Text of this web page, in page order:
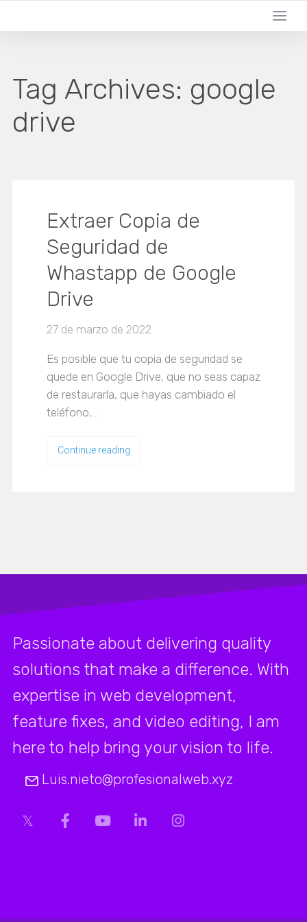
Tag Archives: google
drive
Extraer Copia de
Seguridad de
Whastapp de Google
Drive
27 de marzo de 2022
Es posible que tu copia de seguridad se
quede en Google Drive, que no seas capaz
de restaurarla, que hayas cambiado el
teléfono,…
Continue reading
Passionate about delivering quality
solutions that make a difference. With
expertise in web development,
feature fixes, and video editing, I am
here to help bring your vision to life.
Luis.nieto@profesionalweb.xyz